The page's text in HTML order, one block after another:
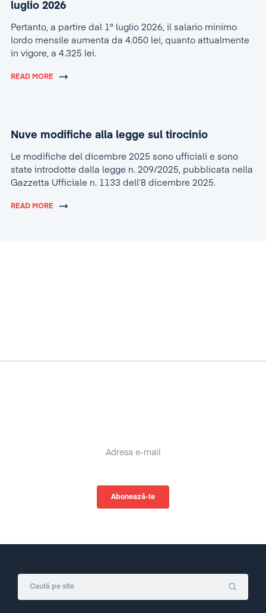
luglio 2026
Pertanto, a partire dal 1° luglio 2026, il salario minimo
lordo mensile aumenta da 4.050 lei, quanto attualmente
in vigore, a 4.325 lei.
READ MORE
Nuve modifiche alla legge sul tirocinio
Le modifiche del dicembre 2025 sono ufficiali e sono
state introdotte dalla legge n. 209/2025, pubblicata nella
Gazzetta Ufficiale n. 1133 dell’8 dicembre 2025.
READ MORE